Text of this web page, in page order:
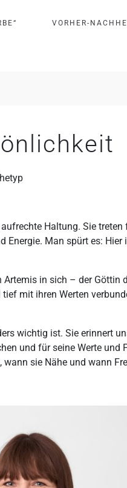
B E“ VO R H E R- N AC H H E
Haltung. Sie
Energie. Man spürt es: Hier
Artemis in sich – der Göttin
mit ihren Werten
wichtig ist. Sie erinnert
und für seine Werte und
sie Nähe und wann